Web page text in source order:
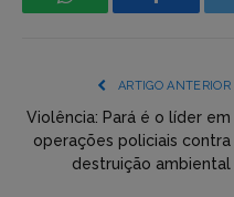
WhatsApp Facebook
ARTIGO ANTERIOR
Violência: Pará é o líder em
operações policiais contra
destruição ambiental